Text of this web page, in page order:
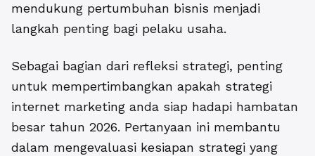
mendukung pertumbuhan bisnis menjadi
langkah penting bagi pelaku usaha.
Sebagai bagian dari refleksi strategi, penting
untuk mempertimbangkan apakah strategi
internet marketing anda siap hadapi hambatan
besar tahun 2026. Pertanyaan ini membantu
dalam mengevaluasi kesiapan strategi yang